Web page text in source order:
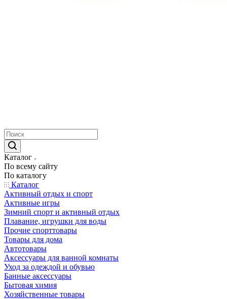
Каталог
По всему сайту
По каталогу
Каталог
Активный отдых и спорт
Активные игры
Зимний спорт и активный отдых
Плавание, игрушки для воды
Прочие спорттовары
Товары для дома
Автотовары
Аксессуары для ванной комнаты
Уход за одеждой и обувью
Банные аксессуары
Бытовая химия
Хозяйственные товары